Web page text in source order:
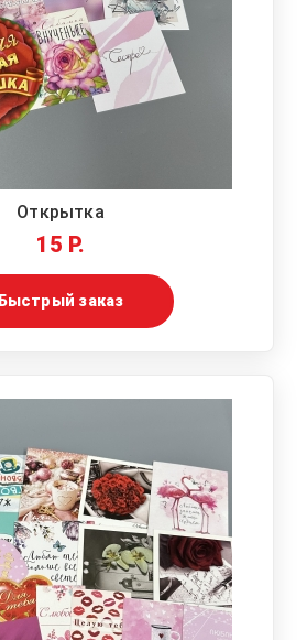
Открытка
15 Р.
Быстрый заказ